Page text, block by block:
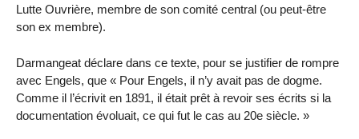
Lutte Ouvrière, membre de son comité central (ou peut-être
son ex membre).
Darmangeat déclare dans ce texte, pour se justifier de rompre
avec Engels, que « Pour Engels, il n’y avait pas de dogme.
Comme il l’écrivit en 1891, il était prêt à revoir ses écrits si la
documentation évoluait, ce qui fut le cas au 20e siècle. »